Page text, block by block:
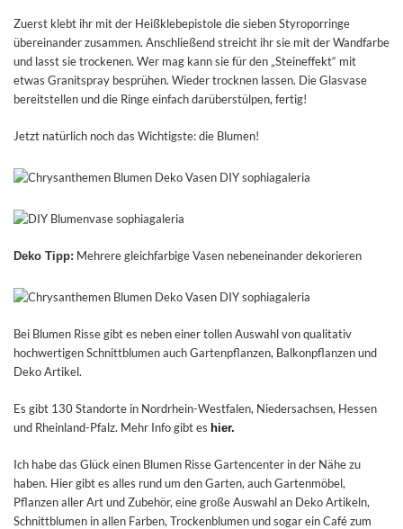
Zuerst klebt ihr mit der Heißklebepistole die sieben Styroporringe
übereinander zusammen. Anschließend streicht ihr sie mit der Wandfarbe
und lasst sie trockenen. Wer mag kann sie für den „Steineffekt“ mit
etwas Granitspray besprühen. Wieder trocknen lassen. Die Glasvase
bereitstellen und die Ringe einfach darüberstülpen, fertig!
Jetzt natürlich noch das Wichtigste: die Blumen!
Deko Tipp: Mehrere gleichfarbige Vasen nebeneinander dekorieren
Bei Blumen Risse gibt es neben einer tollen Auswahl von qualitativ
hochwertigen Schnittblumen auch Gartenpflanzen, Balkonpflanzen und
Deko Artikel.
Es gibt 130 Standorte in Nordrhein-Westfalen, Niedersachsen, Hessen
und Rheinland-Pfalz. Mehr Info gibt es hier.
Ich habe das Glück einen Blumen Risse Gartencenter in der Nähe zu
haben. Hier gibt es alles rund um den Garten, auch Gartenmöbel,
Pflanzen aller Art und Zubehör, eine große Auswahl an Deko Artikeln,
Schnittblumen in allen Farben, Trockenblumen und sogar ein Café zum